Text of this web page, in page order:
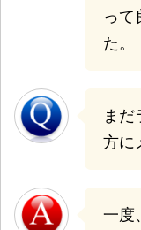
って
た。
ま
方に
一度